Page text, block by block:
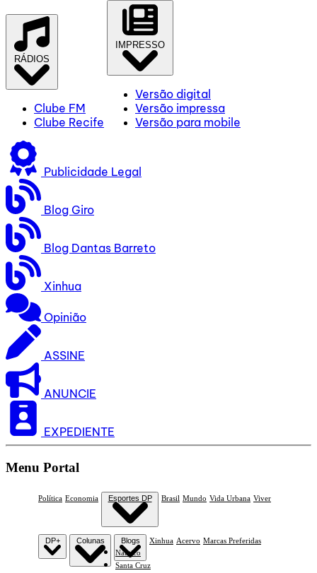
RÁDIOS
Clube FM
Clube Recife
IMPRESSO
Versão digital
Versão impressa
Versão para mobile
Publicidade Legal
Blog Giro
Blog Dantas Barreto
Xinhua
Opinião
ASSINE
ANUNCIE
EXPEDIENTE
Menu Portal
Política Economia Esportes DP
Náutico
Santa Cruz
Brasil Mundo Vida Urbana Viver
DP+ Colunas Blogs Xinhua Acervo Marcas Preferidas